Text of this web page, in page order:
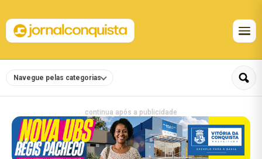
Navegue pelas categorias
continua após a publicidade